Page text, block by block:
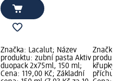
Značka: Lacalut; Název
produktu: zubní pasta Aktiv
duopack 2x75ml, 150 ml;
Cena: 119,00 Kč; Základní
Značka:
křupky
příchutí